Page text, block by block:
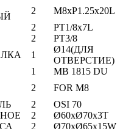
2
M8xP1.25x20L
2
PT1/8x7L
2
PT3/8
1
Ø14(ДЛЯ
ОТВЕРСТИЕ)
1
MB 1815 DU
2
FOR M8
2
OSI 70
2
Ø60xØ70x3T
2 Ø70xØ65x15W